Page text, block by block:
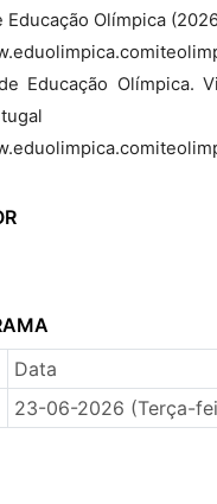
Educação Olímpica
Educação Olímpica.
Data
23-06-2026 (Terça-